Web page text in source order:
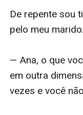
De repente sou
pelo meu marido.
— Ana, o que
em outra
vezes e você